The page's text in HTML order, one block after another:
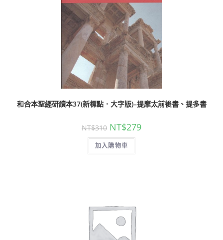
和合本聖經研讀本37(新標點．大字版)–提摩太前後書、提多書
NT$310 NT$279
加入購物車